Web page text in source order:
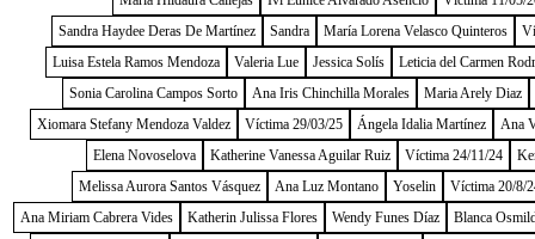
Sandra Haydee Deras De Martínez
Sandra María Lorena Velasco Quinteros
Luisa Estela Ramos Mendoza
Valeria Lue Jessica Solís
Leticia del Carmen
Sonia Carolina Campos Sorto
Ana Iris Chinchilla Morales
Maria Arely Diaz
Xiomara Stefany Mendoza Valdez
Víctima 29/03/25 Ángela Idalia Martínez
Ana
Elena Novoselova
Katherine Vanessa Aguilar Ruiz Víctima 24/11/24
Melissa Aurora Santos Vásquez
Ana Luz Montano Yoselin
Víctima 20/8/
Ana Miriam Cabrera Vides
Katherin Julissa Flores Wendy Funes Díaz
Blanca